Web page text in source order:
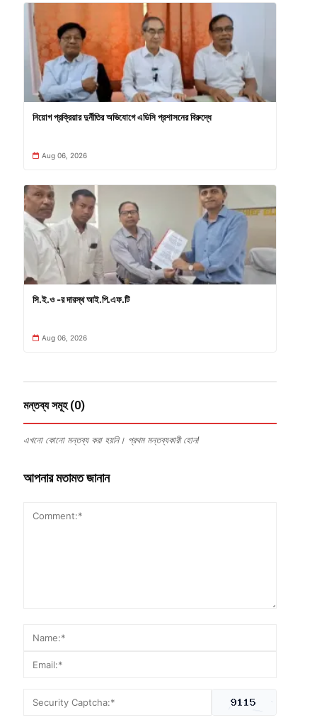
নিয়োগ প্রক্রিয়ার দুর্নীতির অভিযোগে এডিসি প্রশাসনের বিরুদ্ধে
Aug 06, 2026
সি.ই.ও -র দারস্থ আই.পি.এফ.টি
Aug 06, 2026
মন্তব্য সমূহ (0)
এখনো কোনো মন্তব্য করা হয়নি। প্রথম মন্তব্যকারী হোন!
আপনার মতামত জানান